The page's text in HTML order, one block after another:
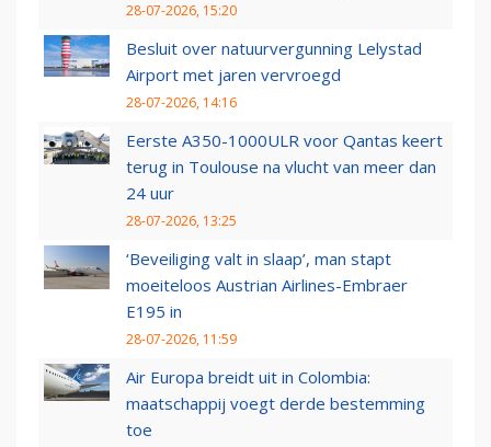
28-07-2026, 15:20
Besluit over natuurvergunning Lelystad
Airport met jaren vervroegd
28-07-2026, 14:16
Eerste A350-1000ULR voor Qantas keert
terug in Toulouse na vlucht van meer dan
24 uur
28-07-2026, 13:25
‘Beveiliging valt in slaap’, man stapt
moeiteloos Austrian Airlines-Embraer
E195 in
28-07-2026, 11:59
Air Europa breidt uit in Colombia:
maatschappij voegt derde bestemming
toe